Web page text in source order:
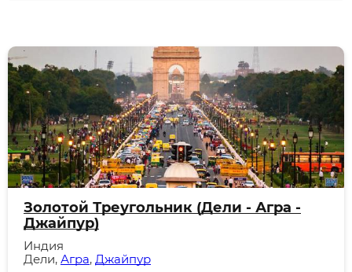
Золотой Треугольник (Дели - Агра -
Джайпур)
Индия
Дели, Агра, Джайпур